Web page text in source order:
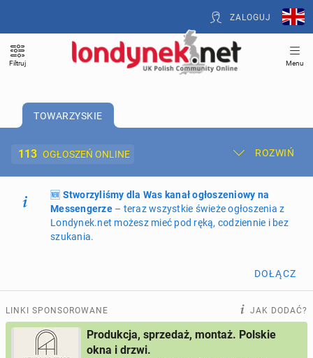
ZALOGUJ
Filtruj Menu
TOWARZYSKIE
113 OGŁOSZEŃ ONLINE ROZWIŃ
Dodaj ogłoszenie Moje ogłoszenia
Oferta i cennik ogłoszeń
ogłoszenia online
PROFILE KANDYDATÓW 291 profili online
🆕 Stworzyliśmy dla Was kanał ogłoszeniowy na
Messengerze– teraz wszystkie świeże ogłoszenia z
Londynek.net możesz mieć pod ręką, codziennie i bez
szukania.
DOŁĄCZ
LINKI SPONSOROWANE JAK DODAĆ?
Produkcja, sprzedaż, montaż. Polskie
okna i drzwi.